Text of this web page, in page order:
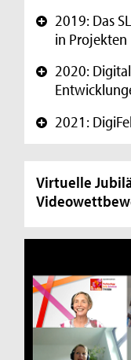
e
t
u
+ 2019: Das
in Projekten
+ 2020:
+ 2021:
Virtuelle